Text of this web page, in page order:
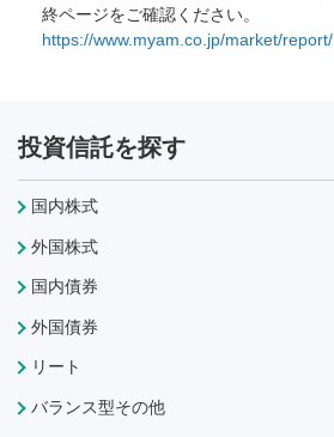
終ページをご確認ください。
https://www.myam.co.jp/market/report/
投資信託を探す
国内株式
外国株式
国内債券
外国債券
リート
バランス型その他